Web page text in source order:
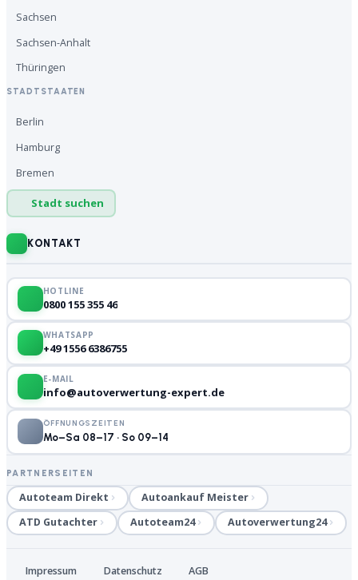
Sachsen
Sachsen-Anhalt
Thüringen
STADTSTAATEN
Berlin
Hamburg
Bremen
Stadt suchen
KONTAKT
HOTLINE
0800 155 355 46
WHATSAPP
+49 1556 6386755
E-MAIL
info@autoverwertung-expert.de
ÖFFNUNGSZEITEN
Mo–Sa 08–17 · So 09–14
PARTNERSEITEN
Autoteam Direkt
Autoankauf Meister
ATD Gutachter
Autoteam24 Autoverwertung24
Impressum Datenschutz AGB